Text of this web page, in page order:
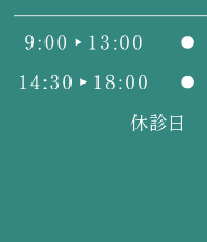
休診日